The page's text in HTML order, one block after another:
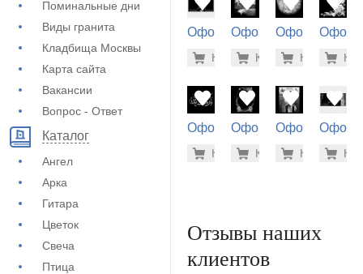
Поминальные дни
Виды гранита
Кладбища Москвы
Карта сайта
Вакансии
Вопрос - Ответ
Каталог
Ангел
Арка
Гитара
Цветок
Свеча
Птица
Оформление
(73-228)
-7% 5.600
Купить
Оформление
(71-272)
-7%
Купить
Оформление
(73-540)
-
Купить(71-
Оформление
(72-480)
-7% 500 руб.
Купить
Оформление
(71-866)
-7%
Купить
Оформление
(73-458)
-
Купить(73-
Отзывы наших
клиентов